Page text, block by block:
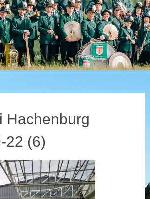
Hachenburg
22 (6)